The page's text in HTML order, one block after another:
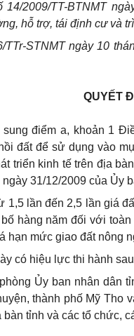
2009/TT-BTNMT
hỗ trợ, tái định cư và
TTr-STNMT ngày 10
QUYẾT
điểm a, khoản 1
đất để sử dụng vào
triển kinh tế trên địa
31/12/2009 của Ủy
1,5 lần đến 2,5 lần giá
hàng năm đối với
hạn mức giao đất nông
có hiệu lực thi hành
Ủy ban nhân dân
thành phố Mỹ Tho
tỉnh và các tổ chức,